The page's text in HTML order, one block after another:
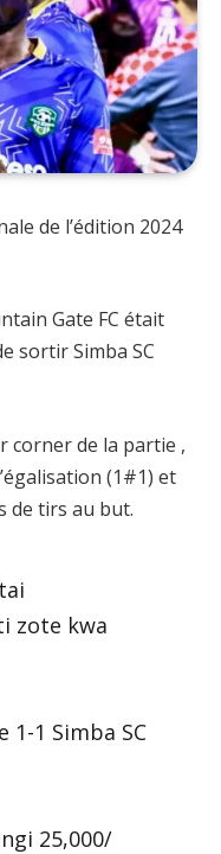
de l’édition 2024
Gate FC était
sortir Simba SC
corner de la partie ,
(1#1) et
de tirs au but.
zote kwa
1-1 Simba SC
25,000/